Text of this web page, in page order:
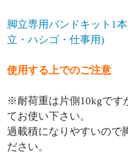
脚立専用バンドキット1
立・ハシゴ・仕事用)
使用する上でのご注意
※耐荷重は片側10kgです
てお使い下さい。
過載積になりやすいので
ださい。